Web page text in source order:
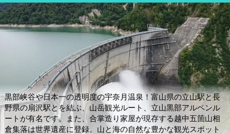
黒部峡谷や日本一の透明度の宇奈月温泉！富山県の立山駅と長
野県の扇沢駅とを結ぶ、山岳観光ルート、立山黒部アルペンル
ートが有名です。また、合掌造り家屋が現存する越中五箇山相
倉集落は世界遺産に登録。山と海の自然な豊かな観光スポット